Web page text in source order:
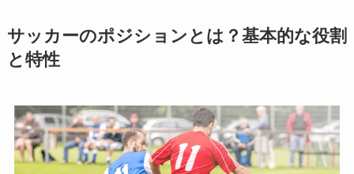
サッカーのポジションとは？基本的な役割
と特性